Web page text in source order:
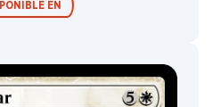
EN
Caja de